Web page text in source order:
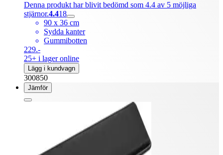
Denna produkt har blivit bedömd som 4.4 av 5 möjliga
stjärnor.4.418
90 x 36 cm
Sydda kanter
Gummibotten
229.-
25+ i lager online
Lägg i kundvagn
300850
Jämför